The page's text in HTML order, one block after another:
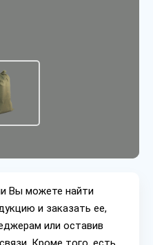
Вы можете найти
и заказать ее,
или оставив